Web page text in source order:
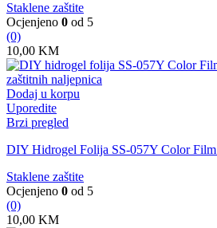
Staklene zaštite
Ocjenjeno 0 od 5
(0)
10,00 KM
Dodaj u korpu
Uporedite
Brzi pregled
DIY Hidrogel Folija SS-057Y Color
Staklene zaštite
Ocjenjeno 0 od 5
(0)
10,00 KM